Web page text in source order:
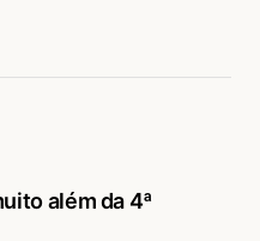
além da 4ª